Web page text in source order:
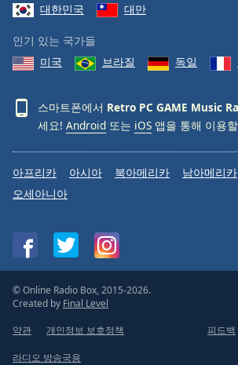
대한민국
대만
인기 있는 국가들
미국
브라질 독일
스마트폰에서 Retro PC GAME Music
세요! Android 또는 iOS 앱을 통해 이용
아프리카 아시아 북아메리카 남아메리카
오세아니아
© Online Radio Box, 2015-2026.
Created by Final Level
약관
개인정보 보호정책 피드백
라디오 방송국용